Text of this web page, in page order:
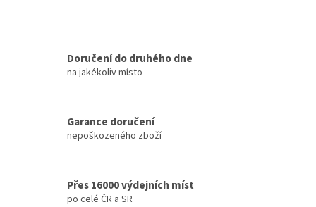
Doručení do druhého dne
na jakékoliv místo
Garance doručení
nepoškozeného zboží
Přes 16000 výdejních míst
po celé ČR a SR